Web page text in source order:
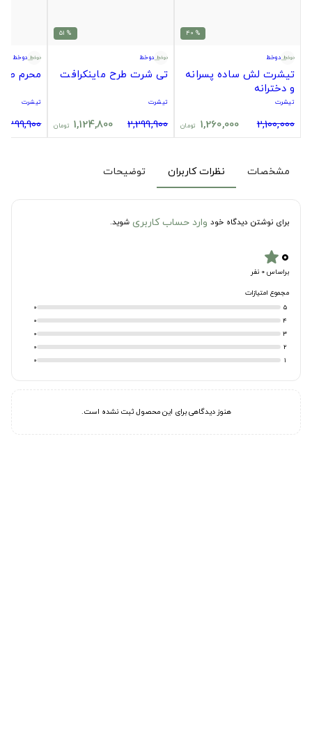
% 40
دوخط
تیشرت لش ساده پسرانه
و دخترانه
تیشرت
2,100,000
1,260,000 تومان
% 51
دوخط
تی شرت طرح ماینکرافت
تیشرت
2,299,900
1,124,800 تومان
دوخط
محرم طرح
تیشرت
2,299,900
مشخصات نظرات کاربران توضیحات
برای نوشتن دیدگاه خود وارد حساب کاربری شوید.
۰star
براساس 0 نفر
مجموع امتیازات
5
0
4
0
3
0
2
0
1
0
هنوز دیدگاهی برای این محصول ثبت نشده است.